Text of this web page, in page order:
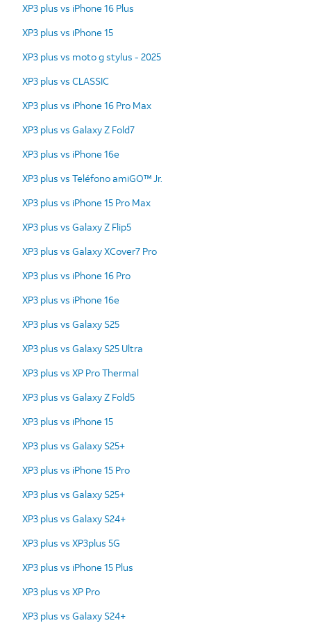
XP3 plus vs iPhone 16 Plus
XP3 plus vs iPhone 15
XP3 plus vs moto g stylus - 2025
XP3 plus vs CLASSIC
XP3 plus vs iPhone 16 Pro Max
XP3 plus vs Galaxy Z Fold7
XP3 plus vs iPhone 16e
XP3 plus vs Teléfono amiGO™ Jr.
XP3 plus vs iPhone 15 Pro Max
XP3 plus vs Galaxy Z Flip5
XP3 plus vs Galaxy XCover7 Pro
XP3 plus vs iPhone 16 Pro
XP3 plus vs iPhone 16e
XP3 plus vs Galaxy S25
XP3 plus vs Galaxy S25 Ultra
XP3 plus vs XP Pro Thermal
XP3 plus vs Galaxy Z Fold5
XP3 plus vs iPhone 15
XP3 plus vs Galaxy S25+
XP3 plus vs iPhone 15 Pro
XP3 plus vs Galaxy S25+
XP3 plus vs Galaxy S24+
XP3 plus vs XP3plus 5G
XP3 plus vs iPhone 15 Plus
XP3 plus vs XP Pro
XP3 plus vs Galaxy S24+